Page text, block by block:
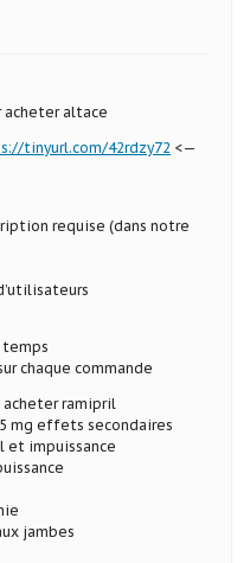
acheter altace
tinyurl.com/42rdzy72 <—
requise (dans notre
chaque commande
ramipril
mg effets secondaires
et impuissance
jambes